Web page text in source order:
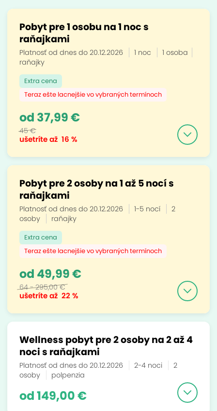
Pobyt pre 1 osobu na 1 noc s
raňajkami
Platnosť od dnes do 20.12.2026 1 noc
1 osoba
raňajky
Extra cena
Teraz ešte lacnejšie vo vybraných termínoch
ušetríte až 16 %
od 37,99 €
45 €
Pobyt pre 2 osoby na 1 až 5 nocí s
raňajkami
Platnosť od dnes do 20.12.2026 1-5 nocí
2
osoby
raňajky
Extra cena
Teraz ešte lacnejšie vo vybraných termínoch
ušetríte až 22 %
od 49,99 €
64 - 295,00 €
Wellness pobyt pre 2 osoby na 2 až 4
noci s raňajkami
Platnosť od dnes do 20.12.2026 2-4 noci
2
osoby
polpenzia
od 149,00 €